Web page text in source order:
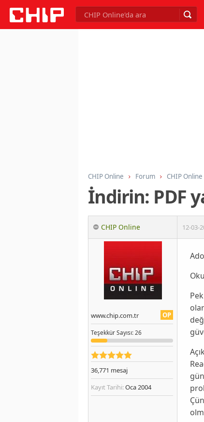
CHIP Online Forum CHIP
İndirin: PDF
CHIP Online 12-03-
OP
www.chip.com.tr
TeşekkürSayısı: 26
36,771 mesaj
Kayıt Tarihi:Oca 2004